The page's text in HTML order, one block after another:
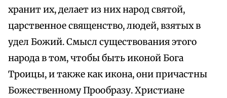
хранит их, делает из них народ святой,
царственное священство, людей, взятых в
удел Божий. Смысл существования этого
народа в том, чтобы быть иконой Бога
Троицы, и также как икона, они причастны
Божественному Прообразу. Христиане